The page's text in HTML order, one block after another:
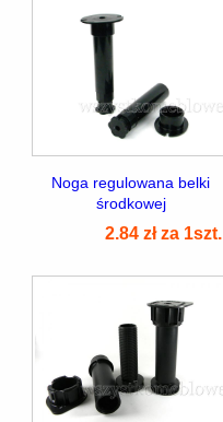
Noga regulowana belki
środkowej
2.84 zł za 1szt.